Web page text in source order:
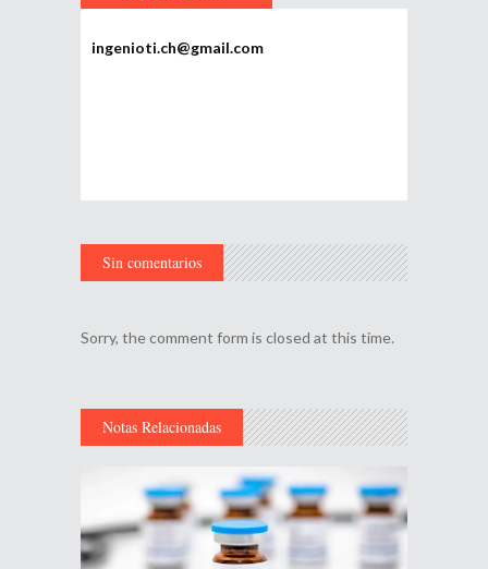
ingenioti.ch@gmail.com
Sin comentarios
Sorry, the comment form is closed at this time.
Notas Relacionadas